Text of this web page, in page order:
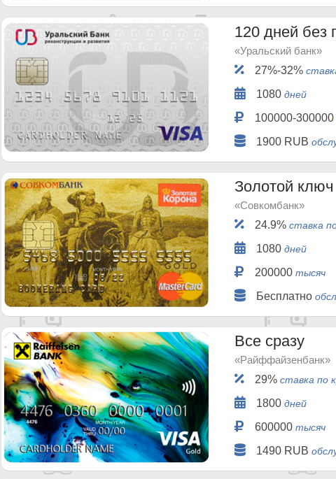
120 дней без
«Уральский банк»
27%-32%
1080 дней
100000-300000
1900 RUB
Золотой ключ
«Совкомбанк»
24.9% ставка
1080 дней
200000 тысяч
Бесплатно
Все сразу
«Райффайзенбанк»
29% ставка по
1800 дней
600000 тысяч
1490 RUB